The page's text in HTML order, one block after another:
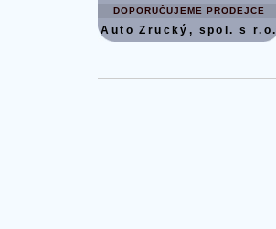
DOPORUČUJEME PRODEJCE
Auto Zrucký, spol. s r.o.